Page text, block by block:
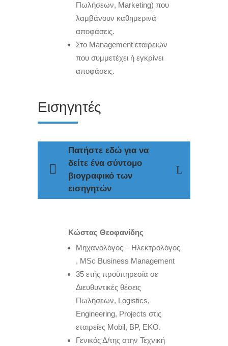
Πωλήσεων, Marketing) που
λαμβάνουν καθημερινά
αποφάσεις.
Στο Management εταιρειών
που συμμετέχει ή εγκρίνει
αποφάσεις.
Εισηγητές
Πατήστε εδώ για να
δείτε ένα σύντομο
βιογραφικό των
εισηγητών
Κώστας Θεοφανίδης
Μηχανολόγος – Ηλεκτρολόγος
, MSc Business Μanagement
35 ετής προϋπηρεσία σε
Διευθυντικές θέσεις
Πωλήσεων, Logistics,
Engineering, Projects στις
εταιρείες Mobil, BP, EKO.
Γενικός Δ/της στην Τεχνική